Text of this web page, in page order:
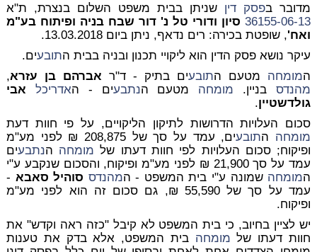
מדובר בפסק דין שניתן בבית משפט השלום בנצרת, ת"א
36155-06-13 סיון ודורי טל נ' דור שבח בניה ופיתוח בע"מ
ואח', שופטת בכירה: רים נדאף, ניתן ביום 13.03.2018.
עיקר נושא פסק הדין הוא ליקויי תכנון ובניה בבית התובעים.
המומחה מטעם התובעים בתיק - ד"ר אברהם בן עזרא,
מהנדסבניין. מומחה מטעם הנתבעים - האדריכל
אבי
גולדשטיין.
סכום העלויות הדרושות לתיקון הליקויים, על פי חוות דעת
מומחה התובע
ים, עמד על סך של 208,875 ₪ לפני מע"מ
ופיקוח; סכום העלויות לפי חוות דעתו של מומחה הנתבעים
עמד על סך 21,900 ₪ לפני מע"מ ופיקוח, והסכום שנקבע ע"י
המומחה שמונה ע"י בית המשפט - המהנדס סוהיל סאבא -
עמד על סך של 55,590 ₪, גם סכום זה הוא לפני מע"מ
ופיקוח.
יש לציין בחיוב, כי בית המשפט לא קיבל "כזה ראה וקדש" את
חוות דעתו של מומחה בית המשפט, אלא בדק את טענות